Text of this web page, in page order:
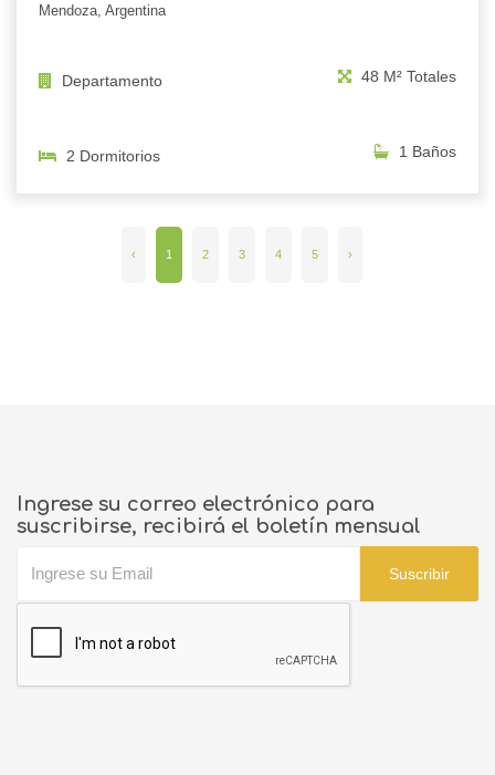
Mendoza, Argentina
Departamento 48 M² Totales
2 Dormitorios 1 Baños
‹ 1 2 3 4 5 ›
Ingrese su correo electrónico para
suscribirse, recibirá el boletín mensual
Suscribir